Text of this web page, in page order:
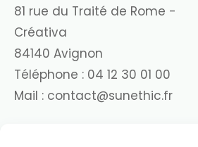
81 rue du Traité de Rome -
Créativa
84140 Avignon
Téléphone : 04 12 30 01 00
Mail : contact@sunethic.fr